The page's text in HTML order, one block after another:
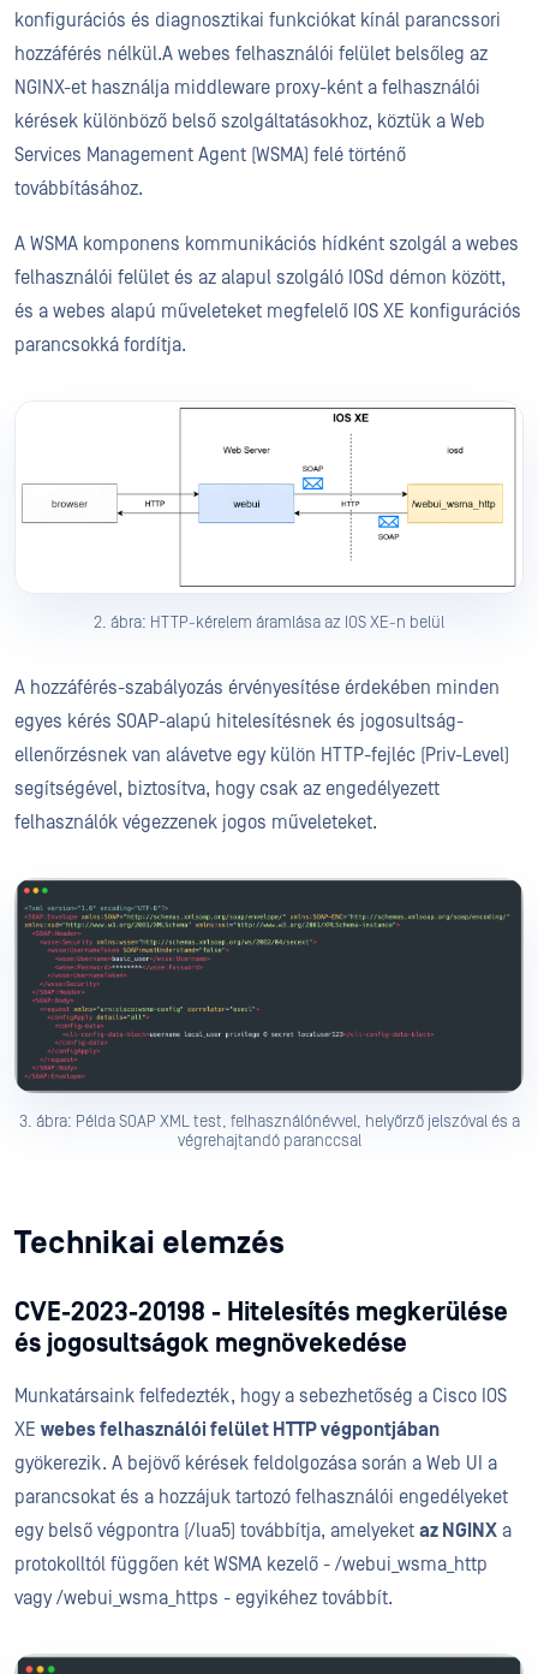
konfigurációs és diagnosztikai funkciókat kínál parancssori
hozzáférés nélkül.A webes felhasználói felület belsőleg az
NGINX-et használja middleware proxy-ként a felhasználói
kérések különböző belső szolgáltatásokhoz, köztük a Web
Services Management Agent (WSMA) felé történő
továbbításához.
A WSMA komponens kommunikációs hídként szolgál a webes
felhasználói felület és az alapul szolgáló IOSd démon között,
és a webes alapú műveleteket megfelelő IOS XE konfigurációs
parancsokká fordítja.
2. ábra: HTTP-kérelem áramlása az IOS XE-n belül
A hozzáférés-szabályozás érvényesítése érdekében minden
egyes kérés SOAP-alapú hitelesítésnek és jogosultság-
ellenőrzésnek van alávetve egy külön HTTP-fejléc (Priv-Level)
segítségével, biztosítva, hogy csak az engedélyezett
felhasználók végezzenek jogos műveleteket.
3. ábra: Példa SOAP XML test, felhasználónévvel, helyőrző jelszóval és a
végrehajtandó paranccsal
Technikai elemzés
CVE-2023-20198 - Hitelesítés megkerülése
és jogosultságok megnövekedése
Munkatársaink felfedezték, hogy a sebezhetőség a Cisco IOS
XE webes felhasználói felület HTTP végpontjában
gyökerezik. A bejövő kérések feldolgozása során a Web UI a
parancsokat és a hozzájuk tartozó felhasználói engedélyeket
egy belső végpontra (/lua5) továbbítja, amelyeket az NGINX a
protokolltól függően két WSMA kezelő - /webui_wsma_http
vagy /webui_wsma_https - egyikéhez továbbít.